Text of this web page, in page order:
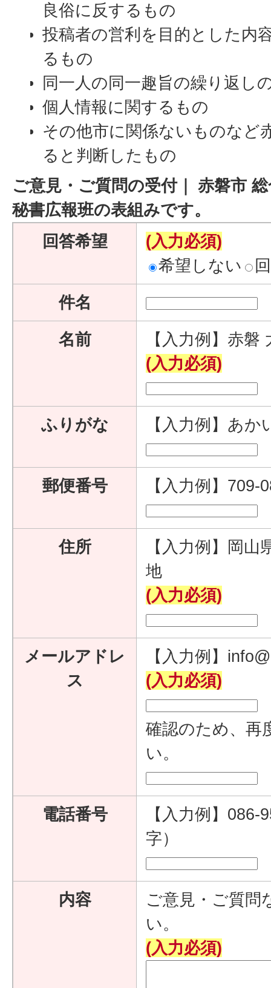
良俗に反するもの
投稿者の営利を目的とした内
るもの
同一人の同一趣旨の繰り返し
個人情報に関するもの
その他市に関係ないものなど
ると判断したもの
ご意見・ご質問の受付｜ 赤磐市
秘書広報班の表組みです。
回答希望
(入力必須)
希望しない
件名
名前
【入力例】赤磐
(入力必須)
ふりがな 【入力例】あ
郵便番号 【入力例】
住所
【入力例】岡
地
(入力必須)
メールアドレ
ス
【入力例】
(入力必須)
確認のため、再
い。
電話番号
【入力例】
字）
内容
ご意見・ご質問
い。
(入力必須)